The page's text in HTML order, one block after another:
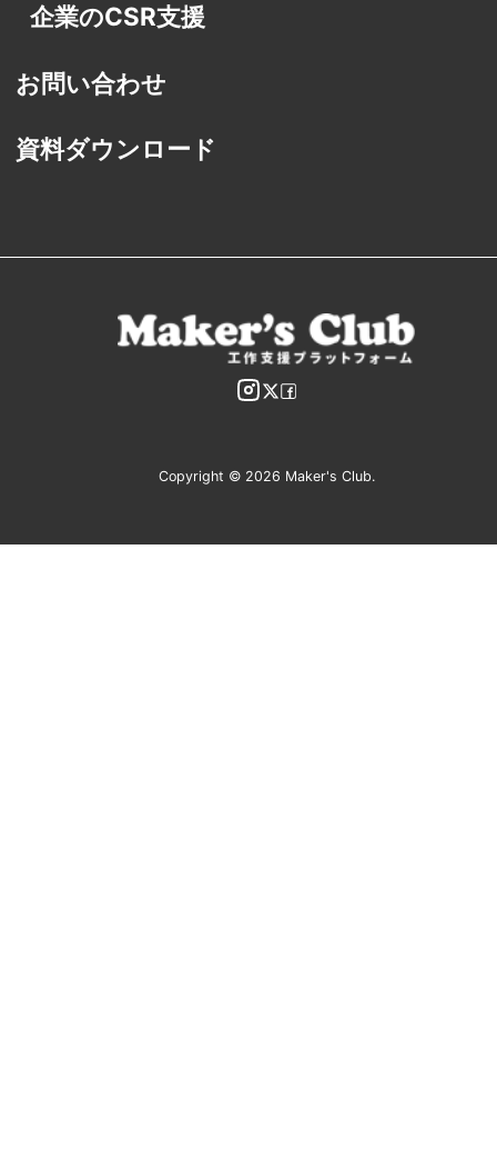
企業のCSR支援
お問い合わせ
資料ダウンロード
Copyright © 2026 Maker's Club.